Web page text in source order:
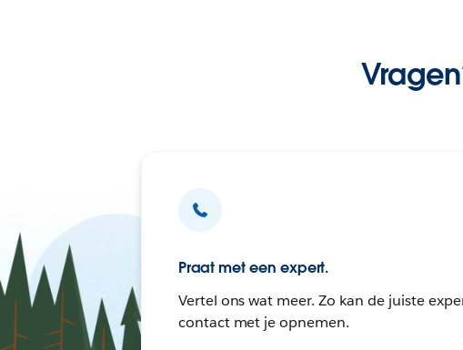
Praat met een expert.
Vertel ons wat meer. Zo kan de juiste
contact met je opnemen.